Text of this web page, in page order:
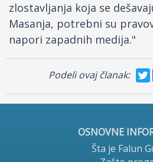
zlostavljanja koja se
Masanja, potrebni su
napori zapadnih medija."
Podeli ovaj članak:
OSNOVNE
Šta je Falun